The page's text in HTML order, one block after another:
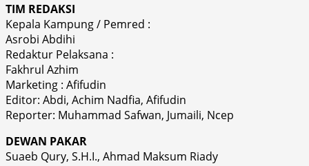
TIM REDAKSI
Kepala Kampung / Pemred :
Asrobi Abdihi
Redaktur Pelaksana :
Fakhrul Azhim
Marketing : Afifudin
Editor: Abdi, Achim Nadfia, Afifudin
Reporter: Muhammad Safwan, Jumaili, Ncep
DEWAN PAKAR
Suaeb Qury, S.H.I., Ahmad Maksum Riady